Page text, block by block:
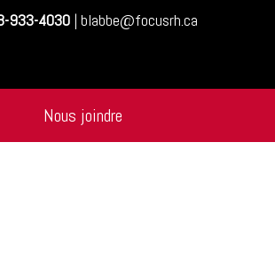
933-4030 | blabbe@focusrh.ca
Nous joindre